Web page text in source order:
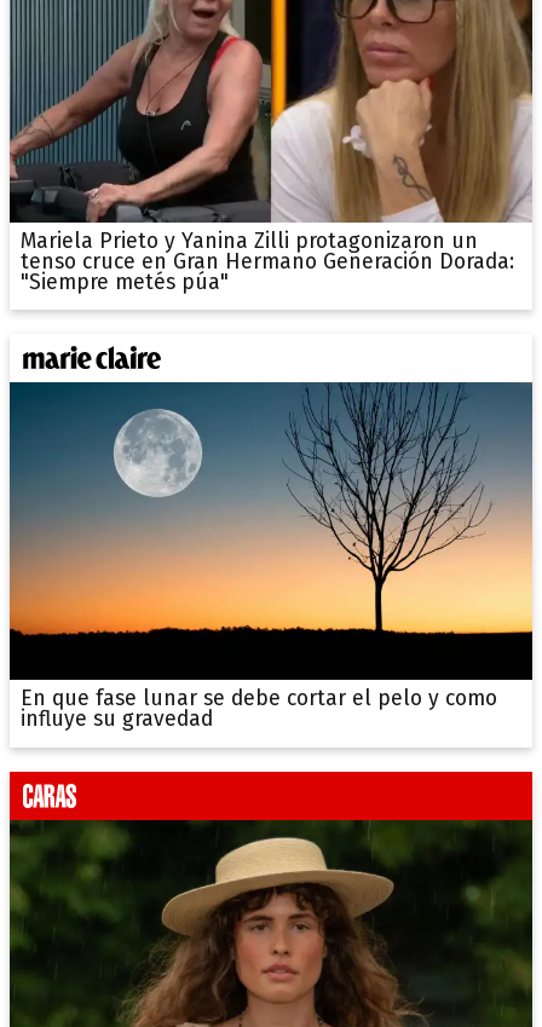
Mariela Prieto y Yanina Zilli protagonizaron un
tenso cruce en Gran Hermano Generación Dorada:
"Siempre metés púa"
En que fase lunar se debe cortar el pelo y como
influye su gravedad